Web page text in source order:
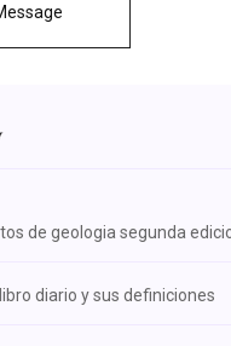
de geologia segunda
diario y sus definiciones